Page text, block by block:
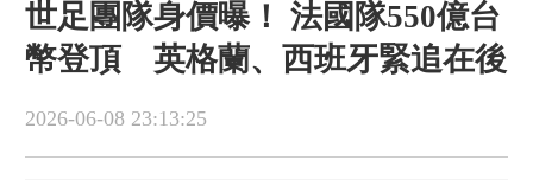
世足團隊身價曝！ 法國隊550億台
幣登頂 英格蘭、西班牙緊追在後
2026-06-08 23:13:25